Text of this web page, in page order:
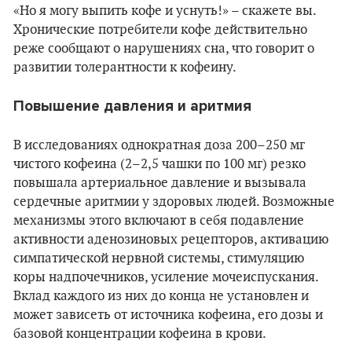
«Но я могу выпить кофе и уснуть!» – скажете вы.
Хронические потребители кофе действительно
реже сообщают о нарушениях сна, что говорит о
развитии толерантности к кофеину.
Повышение давления и аритмия
В исследованиях однократная доза 200–250 мг
чистого кофеина (2–2,5 чашки по 100 мг) резко
повышала артериальное давление и вызывала
сердечные аритмии у здоровых людей. Возможные
механизмы этого включают в себя подавление
активности аденозиновых рецепторов, активацию
симпатической нервной системы, стимуляцию
коры надпочечников, усиление мочеиспускания.
Вклад каждого из них до конца не установлен и
может зависеть от источника кофеина, его дозы и
базовой концентрации кофеина в крови.